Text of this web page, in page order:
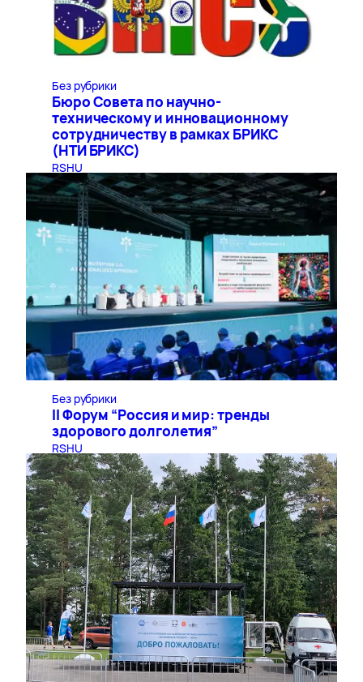
Без рубрики
Бюро Совета по научно-
техническому и инновационному
сотрудничеству в рамках БРИКС
(НТИ БРИКС)
RSHU
Без рубрики
II Форум “Россия и мир: тренды
здорового долголетия”
RSHU